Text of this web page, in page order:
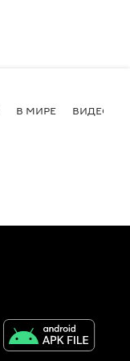
В МИРЕ ВИДЕО